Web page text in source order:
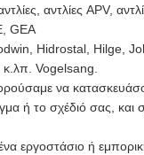
αντλίες APV,
GEA
Hidrostal, Hilge,
κ.λπ. Vogelsang.
να
ή το σχέδιό σας, και
εργοστάσιο ή